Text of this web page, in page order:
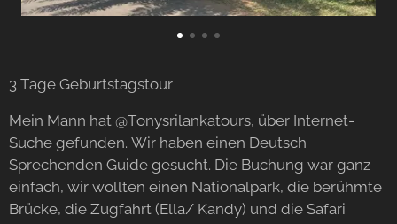
3 Tage Geburtstagstour
Mein Mann hat @Tonysrilankatours, über Internet-
Suche gefunden. Wir haben einen Deutsch
Sprechenden Guide gesucht. Die Buchung war ganz
einfach, wir wollten einen Nationalpark, die berühmte
Brücke, die Zugfahrt (Ella/ Kandy) und die Safari